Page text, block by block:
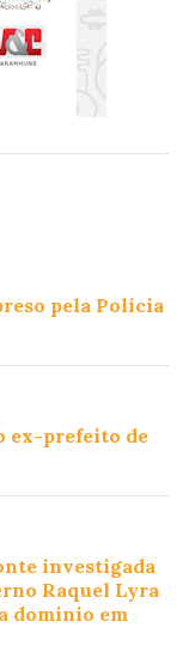
pela Polícia
ex-prefeito de
investigada
Raquel Lyra
domínio em